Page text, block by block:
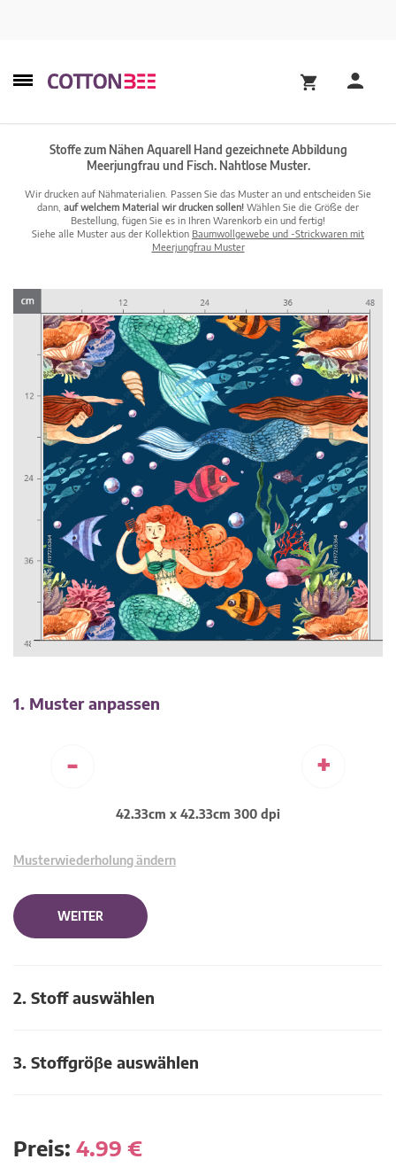
Stoffe zum Nähen Aquarell Hand gezeichnete Abbildung
Meerjungfrau und Fisch. Nahtlose Muster.
Wir drucken auf Nähmaterialien. Passen Sie das Muster an und entscheiden Sie
dann, auf welchem Material wir drucken sollen! Wählen Sie die Größe der
Bestellung, fügen Sie es in Ihren Warenkorb ein und fertig!
Siehe alle Muster aus der Kollektion Baumwollgewebe und -Strickwaren mit
Meerjungfrau Muster
1. Muster anpassen
- +
42.33cm x 42.33cm 300 dpi
Musterwiederholung ändern
WEITER
2. Stoff auswählen
3. Stoffgröβe auswählen
Preis: 4.99 €